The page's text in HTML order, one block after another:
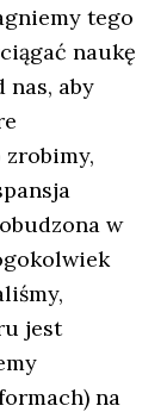
tego
naukę
nas, aby
zrobimy,
w
jest
na